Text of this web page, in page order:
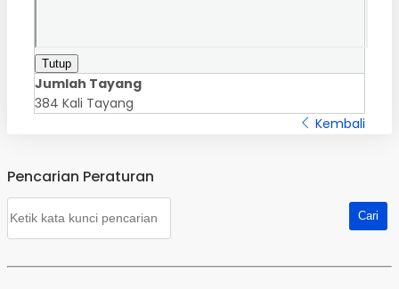
Tutup
Jumlah Tayang
384 Kali Tayang
Kembali
Pencarian Peraturan